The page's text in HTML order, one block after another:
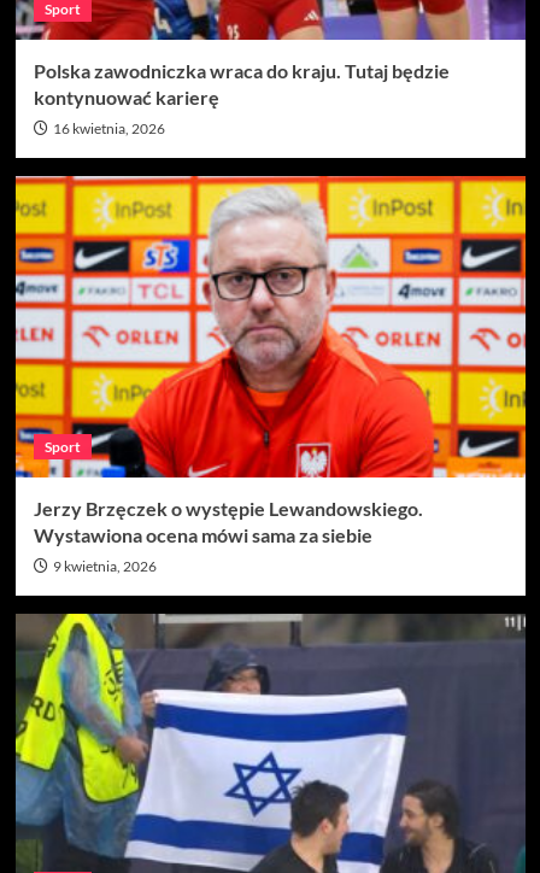
Sport
Polska zawodniczka wraca do kraju. Tutaj będzie
kontynuować karierę
16 kwietnia, 2026
Sport
Jerzy Brzęczek o występie Lewandowskiego.
Wystawiona ocena mówi sama za siebie
9 kwietnia, 2026